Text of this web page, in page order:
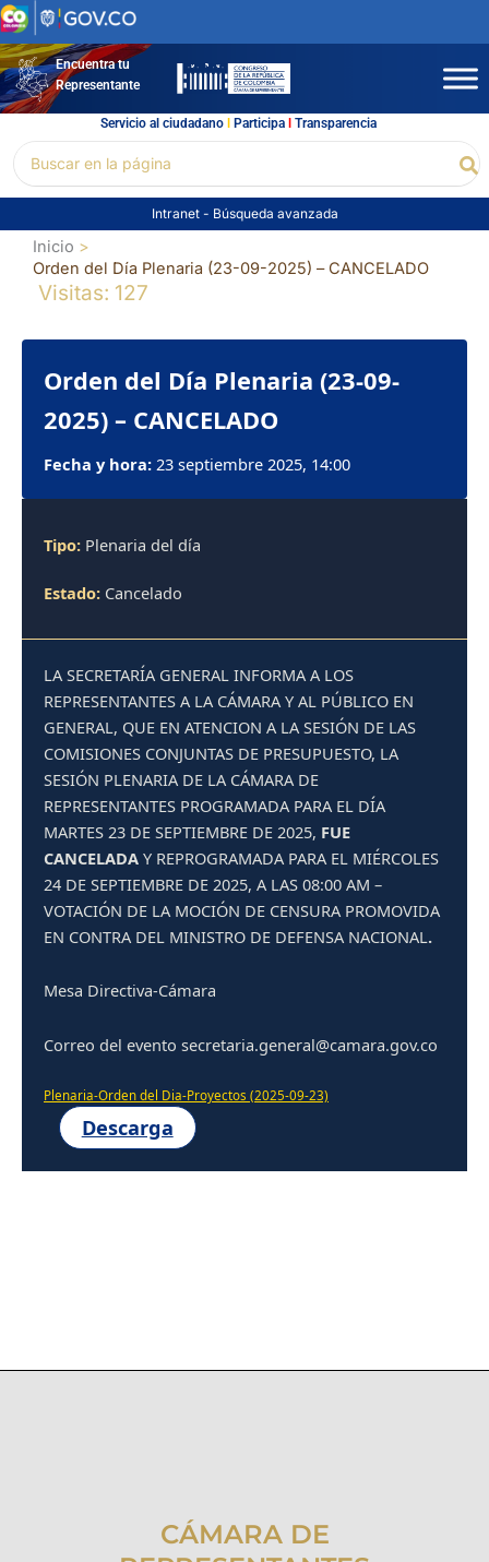
Ir
al
contenidoEncuentra tu
Representante
Servicio al ciudadano l Participal Transparencia
por:
Intranet - Búsqueda avanzada
Inicio
Orden del Día Plenaria (23-09-2025) – CANCELADO
Visitas: 127
Orden del Día Plenaria (23-09-
2025) – CANCELADO
Fecha y hora: 23 septiembre 2025, 14:00
Tipo: Plenaria del día
Estado: Cancelado
LA SECRETARÍA GENERAL INFORMA A LOS
REPRESENTANTES A LA CÁMARA Y AL PÚBLICO EN
GENERAL, QUE EN ATENCION A LA SESIÓN DE LAS
COMISIONES CONJUNTAS DE PRESUPUESTO, LA
SESIÓN PLENARIA DE LA CÁMARA DE
REPRESENTANTES PROGRAMADA PARA EL DÍA
MARTES 23 DE SEPTIEMBRE DE 2025, FUE
CANCELADA Y REPROGRAMADA PARA EL MIÉRCOLES
24 DE SEPTIEMBRE DE 2025, A LAS 08:00 AM –
VOTACIÓN DE LA MOCIÓN DE CENSURA PROMOVIDA
EN CONTRA DEL MINISTRO DE DEFENSA NACIONAL.
Mesa Directiva-Cámara
Correo del evento secretaria.general@camara.gov.co
Plenaria-Orden del Dia-Proyectos (2025-09-23)
Descarga
CÁMARA DE